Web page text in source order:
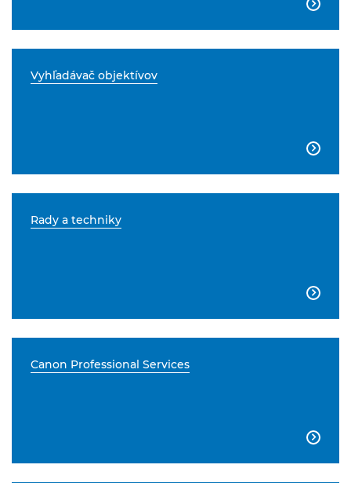

Vyhľadávač objektívov

Rady a techniky

Canon Professional Services
